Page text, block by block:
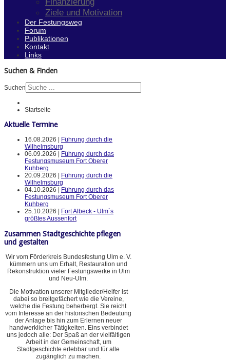
Ziele und Motivation
Der Festungsweg
Forum
Publikationen
Kontakt
Links
Suchen & Finden
Suchen
Startseite
Aktuelle Termine
16.08.2026 |
Führung durch die
Wilhelmsburg
06.09.2026 |
Führung durch das
Festungsmuseum Fort Oberer
Kuhberg
20.09.2026 |
Führung durch die
Wilhelmsburg
04.10.2026 |
Führung durch das
Festungsmuseum Fort Oberer
Kuhberg
25.10.2026 |
Fort Albeck - Ulm`s
größtes Aussenfort
Zusammen Stadtgeschichte pflegen
und gestalten
Wir vom Förderkreis Bundesfestung Ulm e. V.
kümmern uns um Erhalt, Restauration und
Rekonstruktion vieler Festungswerke in Ulm
und Neu-Ulm.
Die Motivation unserer Mitglieder/Helfer ist
dabei so breitgefächert wie die Vereine,
welche die Festung beherbergt. Sie reicht
vom Interesse an der historischen Bedeutung
der Anlage bis hin zum Erlernen neuer
handwerklicher Tätigkeiten. Eins verbindet
uns jedoch alle: Der Spaß an der vielfältigen
Arbeit in der Gemeinschaft, um
Stadtgeschichte erlebbar und für alle
zugänglich zu machen.